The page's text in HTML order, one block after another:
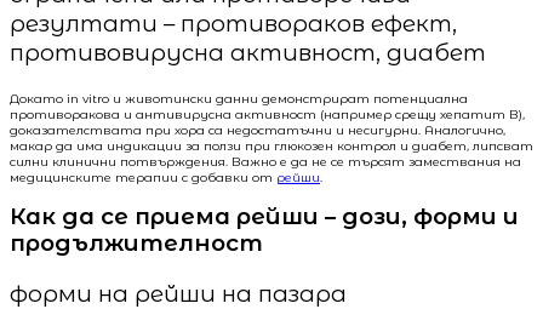
резултати – противораков ефект,
противовирусна активност, диабет
Докато in vitro и животински данни демонстрират потенциална
противоракова и антивирусна активност (например срещу хепатит В),
доказателствата при хора са недостатъчни и несигурни. Аналогично,
макар да има индикации за ползи при глюкозен контрол и диабет, липсват
силни клинични потвърждения. Важно е да не се търсят замествания на
медицинските терапии с добавки от рейши.
Как да се приема рейши – дози, форми и
продължителност
форми на рейши на пазара